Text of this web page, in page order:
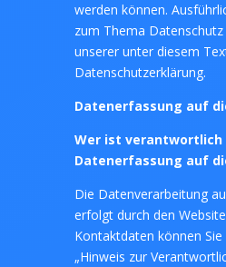
werden können.
zum Thema
unserer unter diesem
Datenschutzerklärung.
Datenerfassung auf
Wer ist verantwortlich
Datenerfassung auf
Die Datenverarbeitung
erfolgt durch den
Kontaktdaten können
„Hinweis zur